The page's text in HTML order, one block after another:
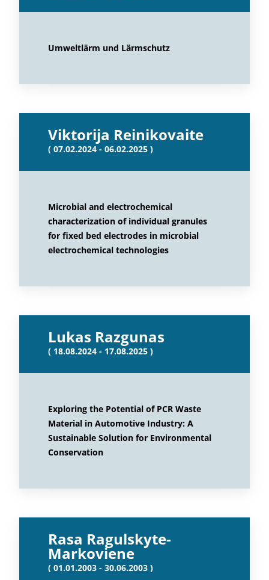
Umweltlärm und Lärmschutz
Viktorija Reinikovaite
( 07.02.2024 - 06.02.2025 )
Microbial and electrochemical
characterization of individual granules
for fixed bed electrodes in microbial
electrochemical technologies
Lukas Razgunas
( 18.08.2024 - 17.08.2025 )
Exploring the Potential of PCR Waste
Material in Automotive Industry: A
Sustainable Solution for Environmental
Conservation
Rasa Ragulskyte-
Markoviene
( 01.01.2003 - 30.06.2003 )